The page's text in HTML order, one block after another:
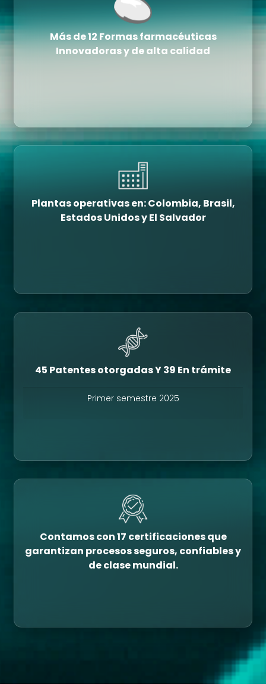
Más de 12 Formas farmacéuticas
Innovadoras y de alta calidad
Plantas operativas en: Colombia, Brasil,
Estados Unidos y El Salvador
45 Patentes otorgadas Y 39 En trámite
Primer semestre 2025
Contamos con 17 certificaciones que
garantizan procesos seguros, confiables y
de clase mundial.